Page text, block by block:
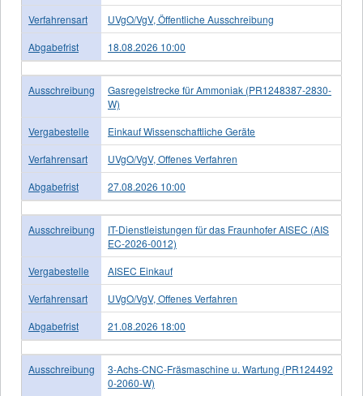
Verfahrensart
UVgO/VgV, Öffentliche Ausschreibung
Abgabefrist
18.08.2026 10:00
Ausschreibung
Gasregelstrecke für Ammoniak (PR1248387-2830-
W)
Vergabestelle
Einkauf Wissenschaftliche Geräte
Verfahrensart
UVgO/VgV, Offenes Verfahren
Abgabefrist
27.08.2026 10:00
Ausschreibung
IT-Dienstleistungen für das Fraunhofer AISEC (AIS
EC-2026-0012)
Vergabestelle
AISEC Einkauf
Verfahrensart
UVgO/VgV, Offenes Verfahren
Abgabefrist
21.08.2026 18:00
Ausschreibung
3-Achs-CNC-Fräsmaschine u. Wartung (PR124492
0-2060-W)